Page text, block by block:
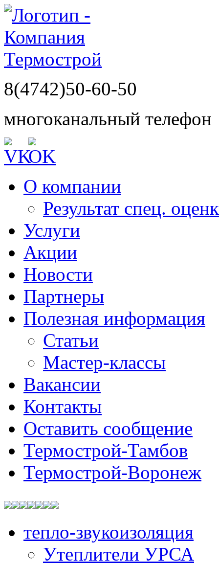
8(4742)50-60-50
многоканальный телефон
О компании
Результат спец.
Услуги
Акции
Новости
Партнеры
Полезная информация
Статьи
Мастер-классы
Вакансии
Контакты
Оставить сообщение
Термострой-Тамбов
Термострой-Воронеж
тепло-звукоизоляция
Утеплители УРСА